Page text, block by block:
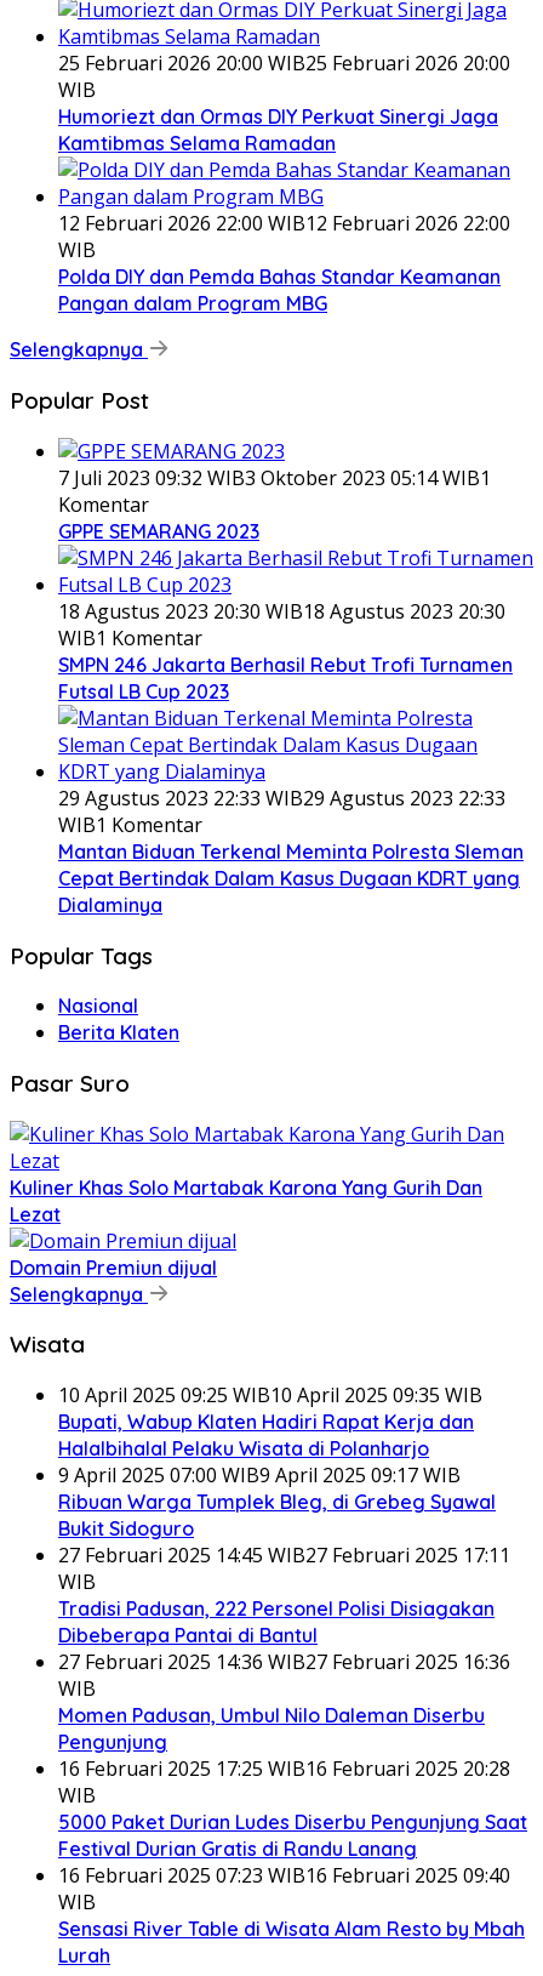
25 Februari 2026 20:00 WIB25 Februari 2026 20:00
WIB
Humoriezt dan Ormas DIY Perkuat Sinergi Jaga
Kamtibmas Selama Ramadan
12 Februari 2026 22:00 WIB12 Februari 2026 22:00
WIB
Polda DIY dan Pemda Bahas Standar Keamanan
Pangan dalam Program MBG
Selengkapnya
Popular Post
7 Juli 2023 09:32 WIB3 Oktober 2023 05:14 WIB1
Komentar
GPPE SEMARANG 2023
18 Agustus 2023 20:30 WIB18 Agustus 2023 20:30
WIB1 Komentar
SMPN 246 Jakarta Berhasil Rebut Trofi Turnamen
Futsal LB Cup 2023
29 Agustus 2023 22:33 WIB29 Agustus 2023 22:33
WIB1 Komentar
Mantan Biduan Terkenal Meminta Polresta Sleman
Cepat Bertindak Dalam Kasus Dugaan KDRT yang
Dialaminya
Popular Tags
Nasional
Berita Klaten
Pasar Suro
Kuliner Khas Solo Martabak Karona Yang Gurih Dan
Lezat
Domain Premiun dijual
Selengkapnya
Wisata
10 April 2025 09:25 WIB10 April 2025 09:35 WIB
Bupati, Wabup Klaten Hadiri Rapat Kerja dan
Halalbihalal Pelaku Wisata di Polanharjo
9 April 2025 07:00 WIB9 April 2025 09:17 WIB
Ribuan Warga Tumplek Bleg, di Grebeg Syawal
Bukit Sidoguro
27 Februari 2025 14:45 WIB27 Februari 2025 17:11
WIB
Tradisi Padusan, 222 Personel Polisi Disiagakan
Dibeberapa Pantai di Bantul
27 Februari 2025 14:36 WIB27 Februari 2025 16:36
WIB
Momen Padusan, Umbul Nilo Daleman Diserbu
Pengunjung
16 Februari 2025 17:25 WIB16 Februari 2025 20:28
WIB
5000 Paket Durian Ludes Diserbu Pengunjung Saat
Festival Durian Gratis di Randu Lanang
16 Februari 2025 07:23 WIB16 Februari 2025 09:40
WIB
Sensasi River Table di Wisata Alam Resto by Mbah
Lurah